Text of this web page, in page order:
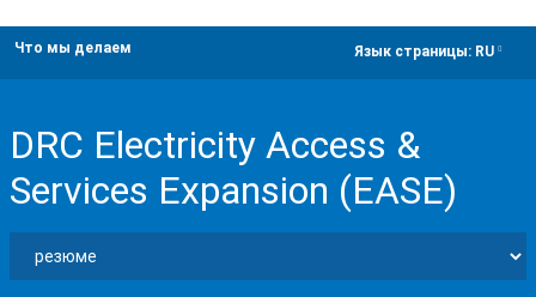
Что мы делаем Язык страницы: RU
DRC Electricity Access &
Services Expansion (EASE)